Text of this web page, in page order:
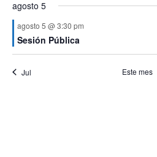
agosto 5
agosto 5 @ 3:30 pm
Sesión Pública
Jul Este mes